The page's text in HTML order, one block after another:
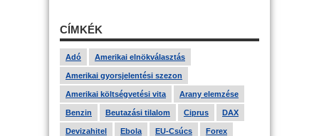
CÍMKÉK
Adó Amerikai elnökválasztás
Amerikai gyorsjelentési szezon
Amerikai költségvetési vita Arany elemzése
Benzin Beutazási tilalom Ciprus DAX
Devizahitel Ebola EU-Csúcs Forex